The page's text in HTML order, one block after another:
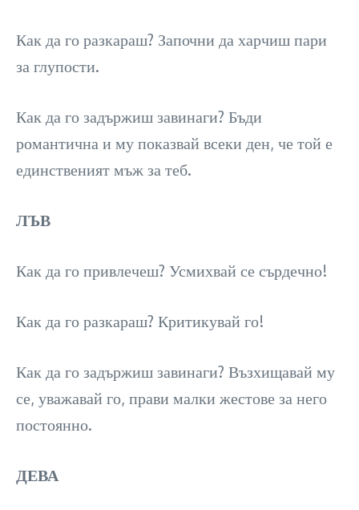
Как да го разкараш? Започни да харчиш пари
за глупости.
Как да го задържиш завинаги? Бъди
романтична и му показвай всеки ден, че той е
единственият мъж за теб.
ЛЪВ
Как да го привлечеш? Усмихвай се сърдечно!
Как да го разкараш? Критикувай го!
Как да го задържиш завинаги? Възхищавай му
се, уважавай го, прави малки жестове за него
постоянно.
ДЕВА